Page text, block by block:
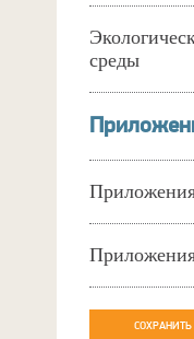
среды
СОХРАНИТЬ